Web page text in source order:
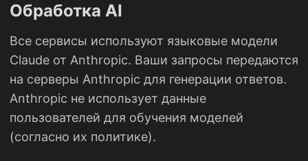
Обработка AI
Все сервисы используют языковые модели
Claude от Anthropic. Ваши запросы передаются
на серверы Anthropic для генерации ответов.
Anthropic не использует данные
пользователей для обучения моделей
(согласно их политике).